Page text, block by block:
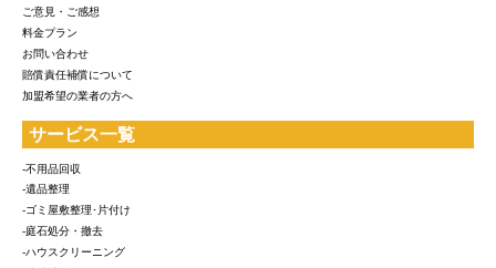
ご意見・ご感想
料金プラン
お問い合わせ
賠償責任補償について
加盟希望の業者の方へ
サービス一覧
-不用品回収
-遺品整理
-ゴミ屋敷整理･片付け
-庭石処分・撤去
-ハウスクリーニング